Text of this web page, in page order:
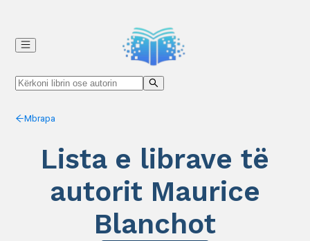
Mbrapa
Lista e librave të
autorit Maurice
Blanchot